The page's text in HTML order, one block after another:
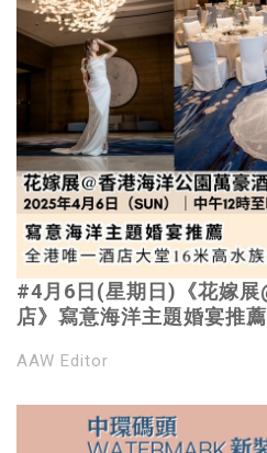
#4月6日(星期日)《花嫁展
店》寫意海洋主題婚宴推
AAW Editor